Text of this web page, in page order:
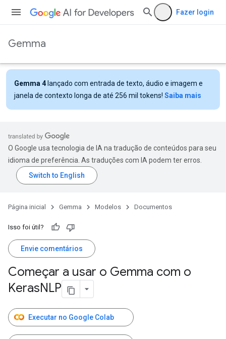
Fazer login
Gemma
Gemma 4 lançado com entrada de texto, áudio e imagem e
janela de contexto longa de até 256 mil tokens! Saiba mais
O Google usa tecnologia de IA na tradução de conteúdos para seu
idioma de preferência. As traduções com IA podem ter erros.
Página inicial Gemma Modelos Documentos
Isso foi útil?
Envie comentários
Começar a usar o Gemma com o
KerasNLP
Executar no Google Colab